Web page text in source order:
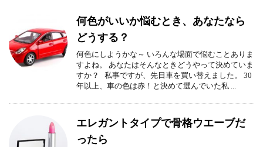
何色がいいか悩むとき、あなたなら
どうする？
何色にしようかな～ いろんな場面で悩むことありま
すよね。 あなたはそんなときどうやって決めていま
すか？ 私事ですが、先日車を買い替えました。 30
年以上、車の色は赤！と決めて選んでいた私 ...
エレガントタイプで骨格ウエーブだ
ったら